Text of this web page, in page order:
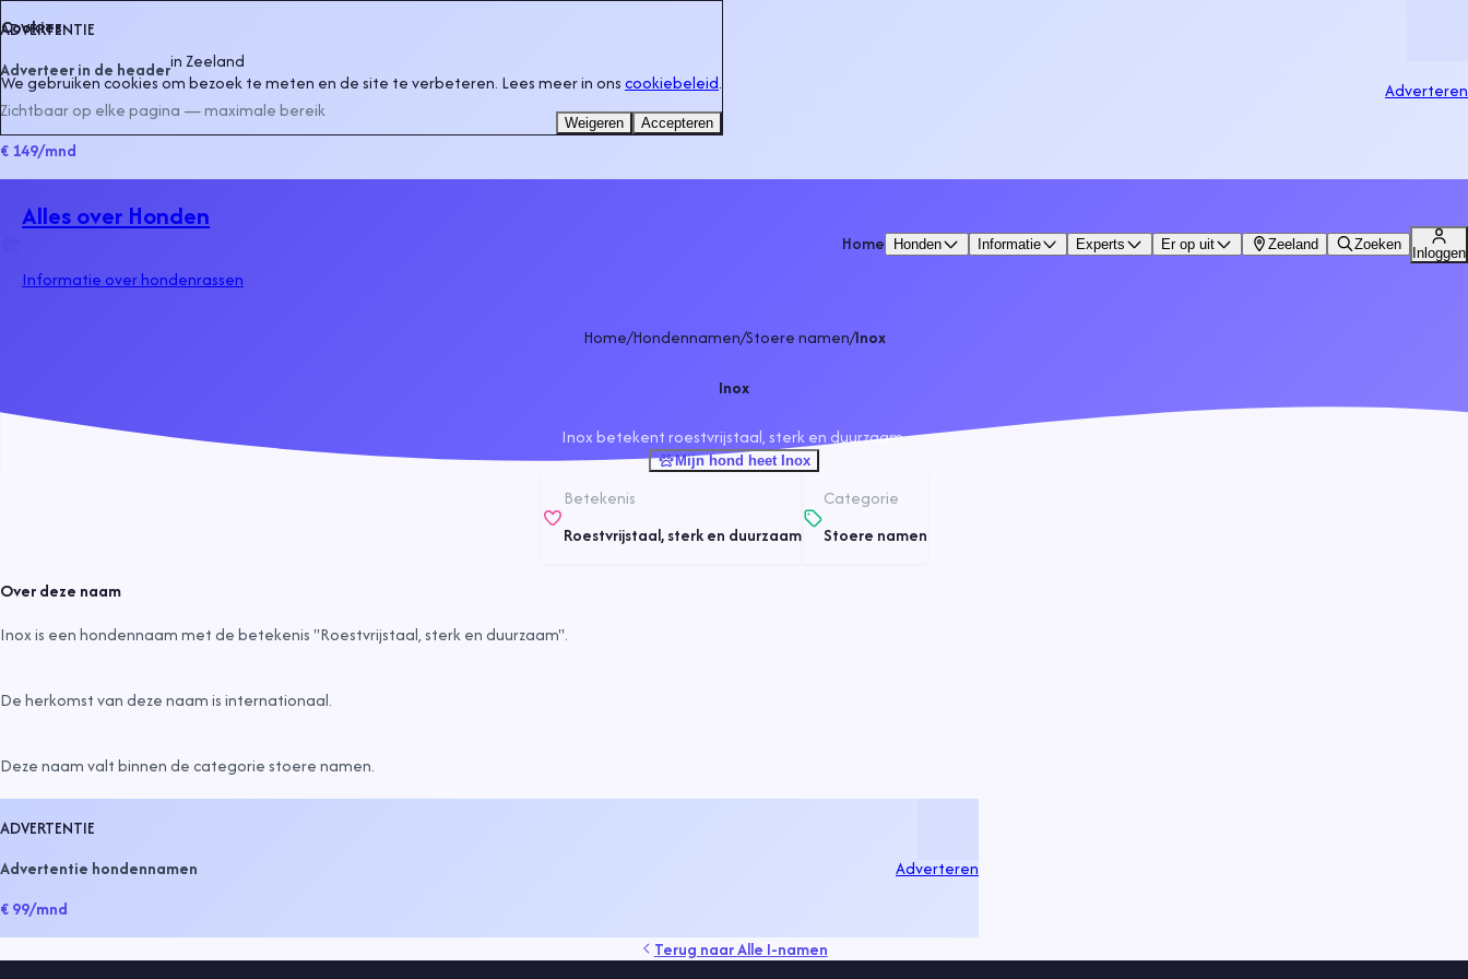
ADVERTENTIE
Adverteer in de headerinZeeland
Zichtbaar op elke pagina — maximale bereik
€ 149/mnd
Adverteren
Alles over Honden
Informatie over hondenrassen
Home Honden Informatie Experts Er op uit Zeeland Zoeken
Inloggen
Home/Hondennamen/Stoere namen/Inox
Inox
Inox betekent roestvrijstaal, sterk en duurzaam.
Mijn hond heet Inox
Betekenis
Roestvrijstaal, sterk en duurzaam
Categorie
Stoere namen
Over deze naam
Inox is een hondennaam met de betekenis "Roestvrijstaal, sterk en duurzaam".
De herkomst van deze naam isinternationaal.
Deze naam valt binnen de categoriestoere namen.
ADVERTENTIE
Advertentie hondennamen
€ 99/mnd
Adverteren
Terug naarAlle I-namen
Cookies
We gebruiken cookies om bezoek te meten en de site te verbeteren. Lees meer in onscookiebeleid.
Weigeren Accepteren